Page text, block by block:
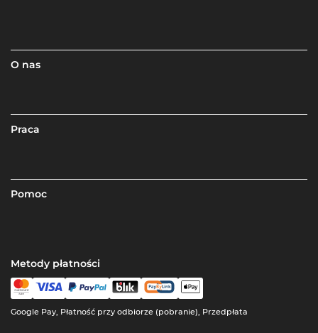
O nas
Praca
Pomoc
Metody płatności
Google Pay, Płatność przy odbiorze (pobranie), Przedpłata